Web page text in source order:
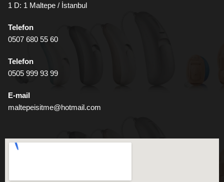
1 D: 1 Maltepe / İstanbul
Telefon
0507 680 55 60
Telefon
0505 999 93 99
E-mail
maltepeisitme@hotmail.com